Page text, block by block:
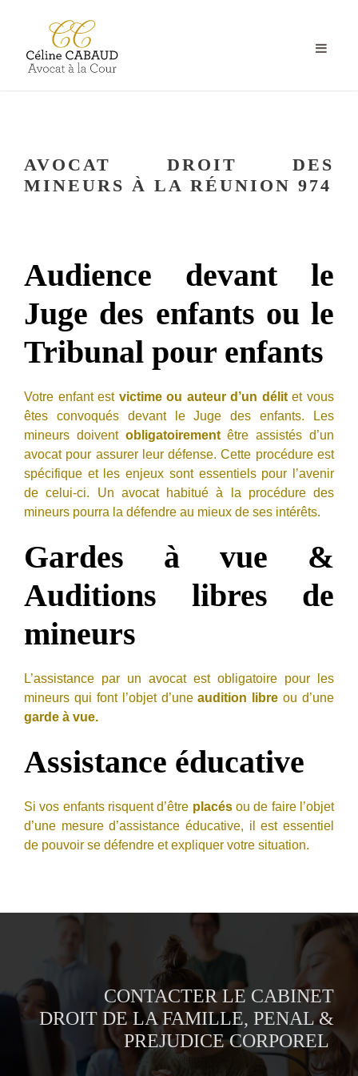
AVOCAT DROIT DES
MINEURS À LA RÉUNION 974
Audience devant le
Juge des enfants ou le
Tribunal pour enfants
Votre enfant est victime ou auteur d’un délitet vous
êtes convoqués devant le Juge des enfants. Les
mineurs doivent obligatoirementêtre assistés d’un
avocat pour assurer leur défense. Cette procédure est
spécifique et les enjeux sont essentiels pour l’avenir
de celui-ci. Un avocat habitué à la procédure des
mineurs pourra la défendre au mieux de ses intérêts.
Gardes à vue &
Auditions libres de
mineurs
L’assistance par un avocat est obligatoire pour les
mineurs qui font l’objet d’uneaudition libre ou d’une
garde à vue.
Assistance éducative
Si vos enfants risquent d’être placésou de faire l’objet
d’une mesure d’assistance éducative, il est essentiel
de pouvoir se défendre et expliquer votre situation.
CONTACTER LE CABINET
DROIT DE LA FAMILLE, PENAL &
PREJUDICE CORPOREL